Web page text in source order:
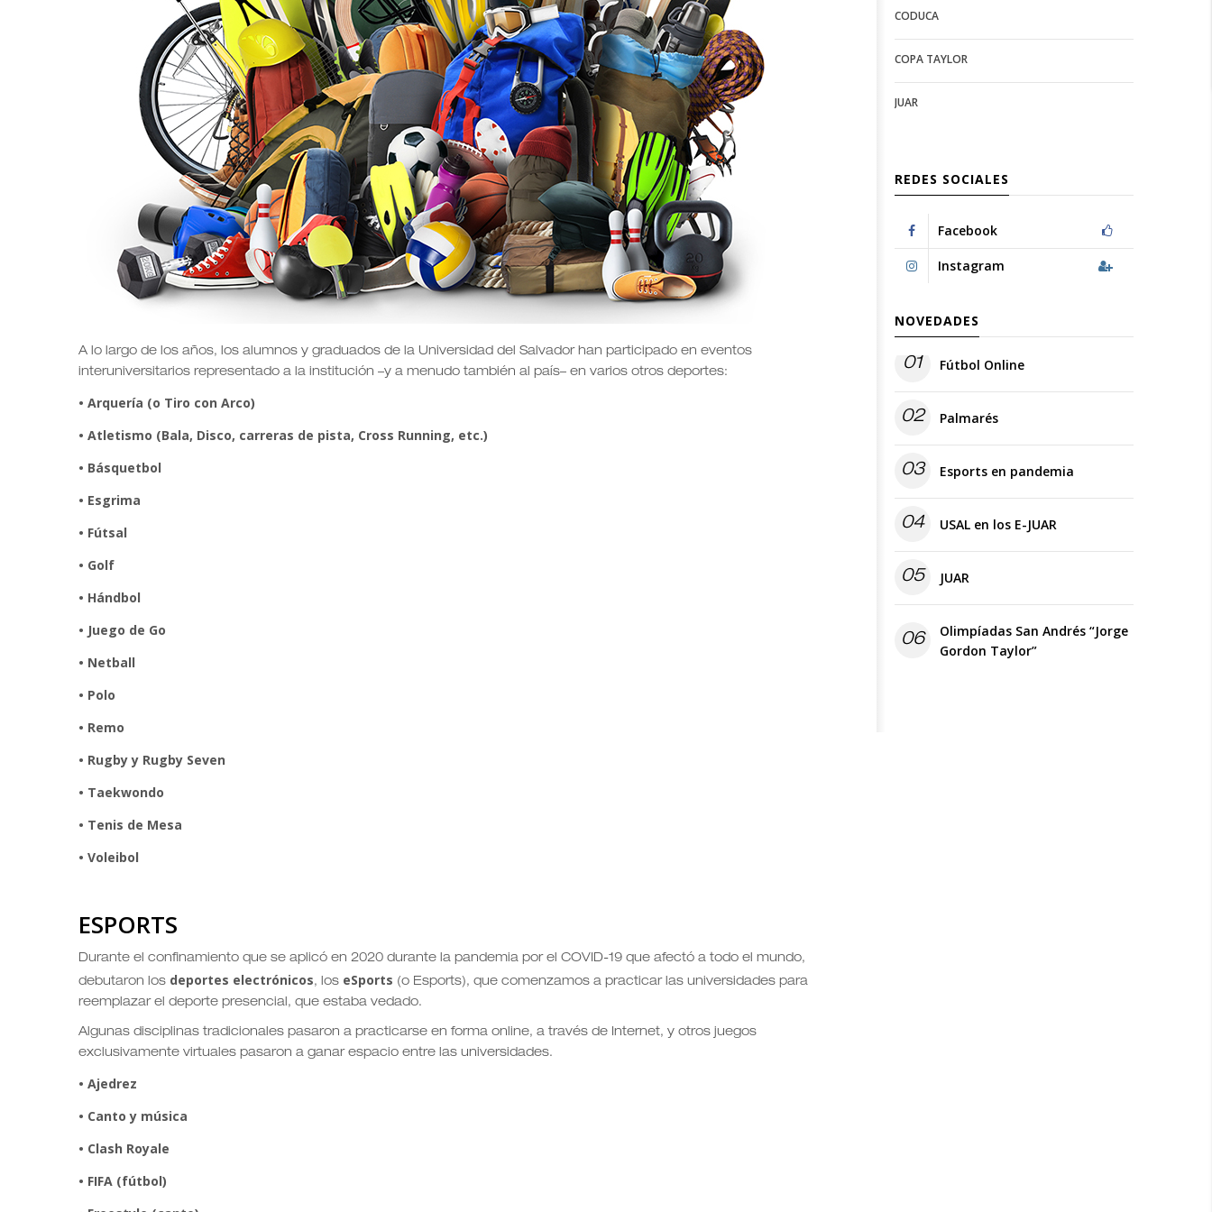
A lo largo de los años, los alumnos y graduados de la Universidad del Salvador han participado en eventos
interuniversitarios representado a la institución –y a menudo también al país– en varios otros deportes:
• Arquería (o Tiro con Arco)
• Atletismo (Bala, Disco, carreras de pista, Cross Running, etc.)
• Básquetbol
• Esgrima
• Fútsal
• Golf
• Hándbol
• Juego de Go
• Netball
• Polo
• Remo
• Rugby y Rugby Seven
• Taekwondo
• Tenis de Mesa
• Voleibol
ESPORTS
Durante el confinamiento que se aplicó en 2020 durante la pandemia por el COVID-19 que afectó a todo el mundo,
debutaron los deportes electrónicos, los eSports (o Esports), que comenzamos a practicar las universidades para
reemplazar el deporte presencial, que estaba vedado.
Algunas disciplinas tradicionales pasaron a practicarse en forma online, a través de Internet, y otros juegos
exclusivamente virtuales pasaron a ganar espacio entre las universidades.
• Ajedrez
• Canto y música
• Clash Royale
• FIFA (fútbol)
configuration
options
options
CODUCA
COPA TAYLOR
JUAR
REDES SOCIALES
Facebook
Instagram
NOVEDADES
01 Fútbol Online
02 Palmarés
03 Esports en pandemia
04 USAL en los E-JUAR
05 JUAR
06
Olimpíadas San Andrés “Jorge
Gordon Taylor”